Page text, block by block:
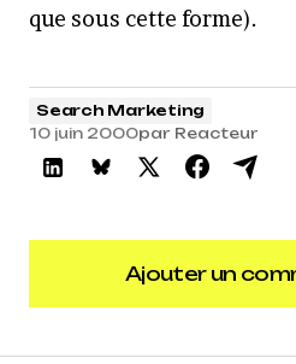
que sous cette forme).
Search Marketing
10 juin 2000par Reacteur
Ajouter un
Ajouter un